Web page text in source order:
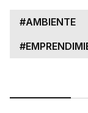
#AMBIENTE
#